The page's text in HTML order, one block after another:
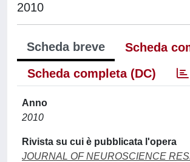
2010
Scheda breve
Scheda
Scheda completa (DC)
Anno
2010
Rivista su cui è pubblicata l'opera
JOURNAL OF NEUROSCIENCE